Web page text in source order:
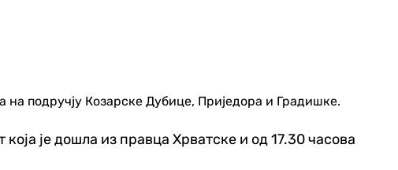
подручју Козарске Дубице, Приједора и Градишке.
је дошла из правца Хрватске и од 17.30 часова